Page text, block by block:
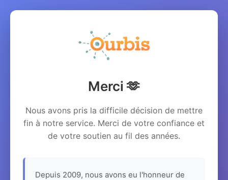
Merci 🫶
Nous avons pris la difficile décision de mettre
fin à notre service. Merci de votre confiance et
de votre soutien au fil des années.
Depuis 2009, nous avons eu l'honneur de